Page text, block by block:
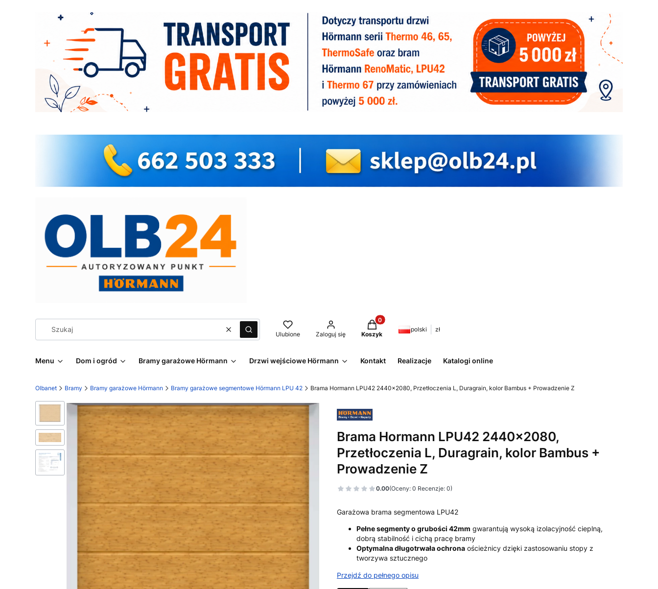
WyczyśćSzukaj Ulubione Zaloguj się
Produkty w koszyku: 0. Zobacz szczegóły
Koszyk
polski zł
Menu Dom i ogród Bramy garażowe Hörmann Drzwi wejściowe Hörmann Kontakt Realizacje Katalogi online
Olbanet Bramy Bramy garażowe Hörmann Bramy garażowe segmentowe Hörmann LPU 42 Brama Hormann LPU42 2440x2080, Przetłoczenia L, Duragrain, kolor Bambus + Prowadzenie Z
Brama Hormann LPU42 2440x2080,
Przetłoczenia L, Duragrain, kolor Bambus +
Prowadzenie Z
0.00(Oceny: 0 Recenzje: 0)
Garażowa brama segmentowa LPU42
Pełne segmenty o grubości 42mm gwarantują wysoką izolacyjność cieplną,
dobrą stabilność i cichą pracę bramy
Optymalna długotrwała ochrona ościeżnicy dzięki zastosowaniu stopy z
tworzywa sztucznego
Przejdź do pełnego opisu